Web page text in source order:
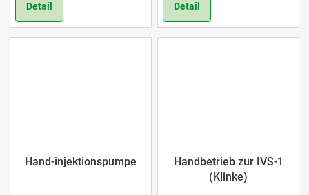
Detail Detail
Hand-injektionspumpe
Handbetrieb zur IVS-1
(Klinke)